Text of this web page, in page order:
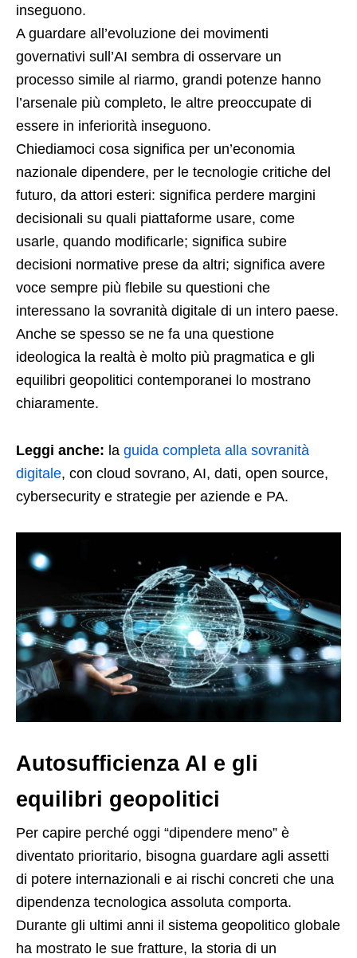
inseguono.
A guardare all’evoluzione dei movimenti
governativi sull’AI sembra di osservare un
processo simile al riarmo, grandi potenze hanno
l’arsenale più completo, le altre preoccupate di
essere in inferiorità inseguono.
Chiediamoci cosa significa per un’economia
nazionale dipendere, per le tecnologie critiche del
futuro, da attori esteri: significa perdere margini
decisionali su quali piattaforme usare, come
usarle, quando modificarle; significa subire
decisioni normative prese da altri; significa avere
voce sempre più flebile su questioni che
interessano la sovranità digitale di un intero paese.
Anche se spesso se ne fa una questione
ideologica la realtà è molto più pragmatica e gli
equilibri geopolitici contemporanei lo mostrano
chiaramente.
Leggi anche: la guida completa alla sovranità
digitale, con cloud sovrano, AI, dati, open source,
cybersecurity e strategie per aziende e PA.
Autosufficienza AI e gli
equilibri geopolitici
Per capire perché oggi “dipendere meno” è
diventato prioritario, bisogna guardare agli assetti
di potere internazionali e ai rischi concreti che una
dipendenza tecnologica assoluta comporta.
Durante gli ultimi anni il sistema geopolitico globale
ha mostrato le sue fratture, la storia di un